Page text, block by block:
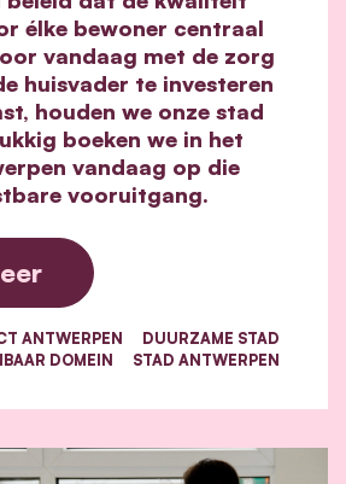
élke bewoner centraal
vandaag met de zorg
huisvader te investeren
houden we onze stad
boeken we in het
vandaag op die
vooruitgang.
ANTWERPEN
DUURZAME STAD
DOMEIN
STAD ANTWERPEN